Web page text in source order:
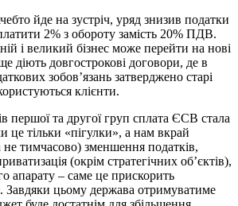
йде на зустріч, уряд знизив податки
2% з обороту замість 20% ПДВ.
і великий бізнес може перейти на нові
діють довгострокові договори, де в
зобов’язань затверджено старі
клієнти.
першої та другої груп сплата ЄСВ стала
це тільки «пігулки», а нам вкрай
не тимчасово) зменшення податків,
(окрім стратегічних об’єктів),
апарату – саме це прискорить
Завдяки цьому держава отримуватиме